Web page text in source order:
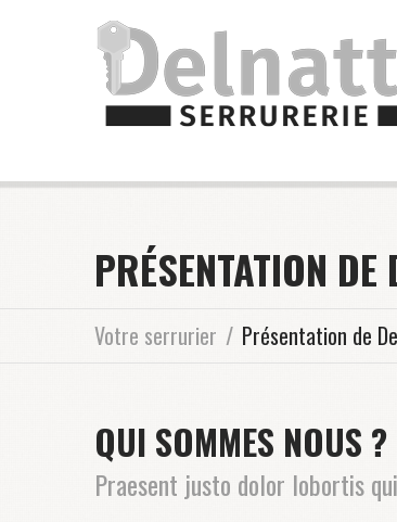
PRÉSENTATION
Votre serrurier Présentation de
QUI SOMMES NOUS ?
Praesent justo dolor lobortis